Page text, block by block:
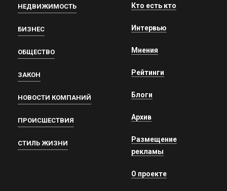
НЕДВИЖИМОСТЬ
БИЗНЕС
ОБЩЕСТВО
ЗАКОН
НОВОСТИ КОМПАНИЙ
ПРОИСШЕСТВИЯ
СТИЛЬ ЖИЗНИ
Кто есть кто
Интервью
Мнения
Рейтинги
Блоги
Архив
Размещение
рекламы
О проекте